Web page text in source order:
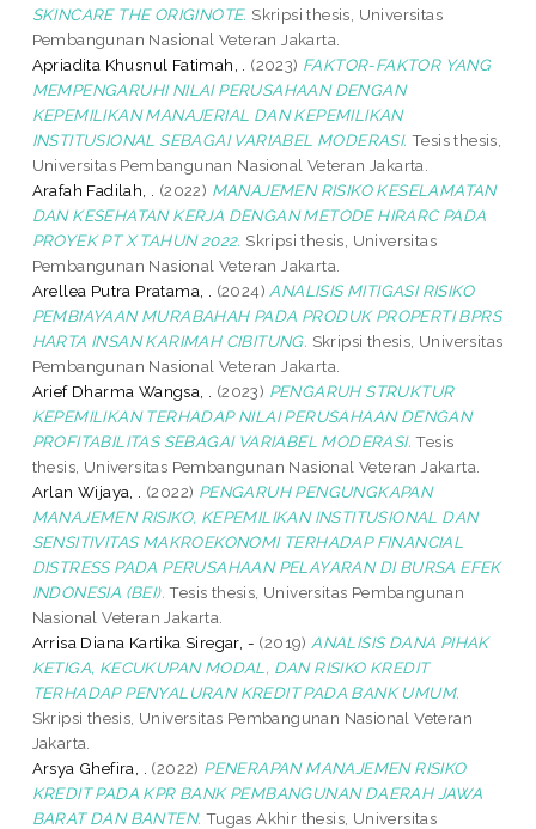
SKINCARE THE ORIGINOTE. Skripsi thesis, Universitas
Pembangunan Nasional Veteran Jakarta.
Apriadita Khusnul Fatimah, .
(2023) FAKTOR-FAKTOR YANG
MEMPENGARUHI NILAI PERUSAHAAN DENGAN
KEPEMILIKAN MANAJERIAL DAN KEPEMILIKAN
INSTITUSIONAL SEBAGAI VARIABEL MODERASI. Tesis thesis,
Universitas Pembangunan Nasional Veteran Jakarta.
Arafah Fadilah, .
(2022) MANAJEMEN RISIKO KESELAMATAN
DAN KESEHATAN KERJA DENGAN METODE HIRARC PADA
PROYEK PT X TAHUN 2022. Skripsi thesis, Universitas
Pembangunan Nasional Veteran Jakarta.
Arellea Putra Pratama, .
(2024) ANALISIS MITIGASI RISIKO
PEMBIAYAAN MURABAHAH PADA PRODUK PROPERTI BPRS
HARTA INSAN KARIMAH CIBITUNG. Skripsi thesis, Universitas
Pembangunan Nasional Veteran Jakarta.
Arief Dharma Wangsa, .
(2023) PENGARUH STRUKTUR
KEPEMILIKAN TERHADAP NILAI PERUSAHAAN DENGAN
PROFITABILITAS SEBAGAI VARIABEL MODERASI. Tesis
thesis, Universitas Pembangunan Nasional Veteran Jakarta.
Arlan Wijaya, .
(2022) PENGARUH PENGUNGKAPAN
MANAJEMEN RISIKO, KEPEMILIKAN INSTITUSIONAL DAN
SENSITIVITAS MAKROEKONOMI TERHADAP FINANCIAL
DISTRESS PADA PERUSAHAAN PELAYARAN DI BURSA EFEK
INDONESIA (BEI). Tesis thesis, Universitas Pembangunan
Nasional Veteran Jakarta.
Arrisa Diana Kartika Siregar, - (2019) ANALISIS DANA PIHAK
KETIGA, KECUKUPAN MODAL, DAN RISIKO KREDIT
TERHADAP PENYALURAN KREDIT PADA BANK UMUM.
Skripsi thesis, Universitas Pembangunan Nasional Veteran
Jakarta.
Arsya Ghefira, .
(2022) PENERAPAN MANAJEMEN RISIKO
KREDIT PADA KPR BANK PEMBANGUNAN DAERAH JAWA
BARAT DAN BANTEN. Tugas Akhir thesis, Universitas